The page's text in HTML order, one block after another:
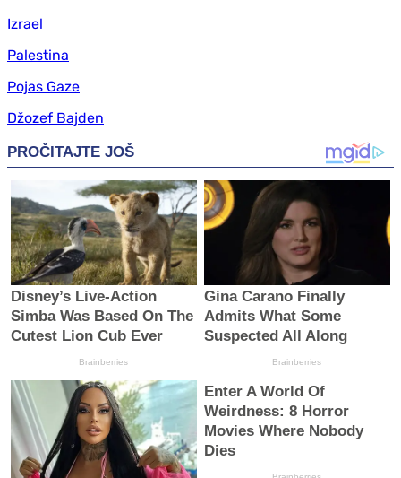
Izrael
Palestina
Pojas Gaze
Džozef Bajden